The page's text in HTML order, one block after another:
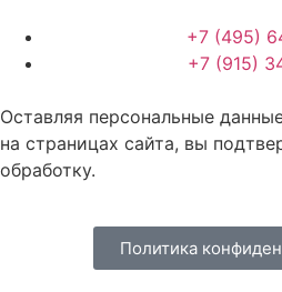
+7 (495)
+7 (915)
Оставляя персональные
на страницах сайта, вы
обработку.
Политика